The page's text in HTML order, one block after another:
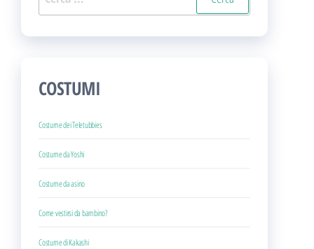
per:
COSTUMI
Costume dei Teletubbies
Costume da Yoshi
Costume da asino
Come vestirsi da bambino?
Costume di Kakashi